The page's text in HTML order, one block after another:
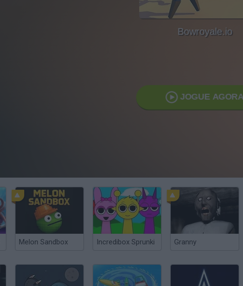
Bowroyale.io
JOGUE AGORA
Melon Sandbox Incredibox Sprunki Granny